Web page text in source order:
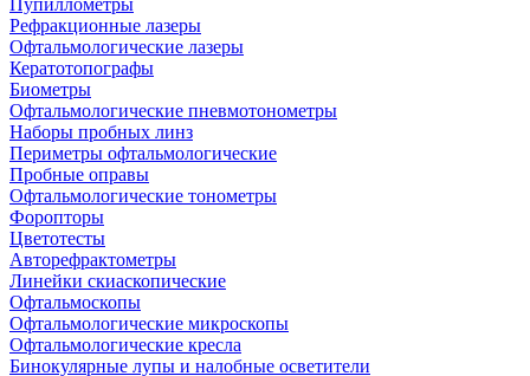
Пупиллометры
Рефракционные лазеры
Офтальмологические лазеры
Кератотопографы
Биометры
Офтальмологические пневмотонометры
Наборы пробных линз
Периметры офтальмологические
Пробные оправы
Офтальмологические тонометры
Форопторы
Цветотесты
Авторефрактометры
Линейки скиаскопические
Офтальмоскопы
Офтальмологические микроскопы
Офтальмологические кресла
Бинокулярные лупы и налобные осветители